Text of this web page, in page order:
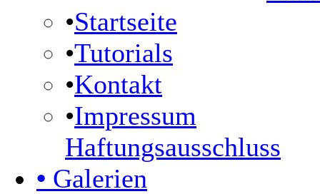
•Startseite
•Tutorials
•Kontakt
•Impressum
Haftungsausschluss
• Galerien